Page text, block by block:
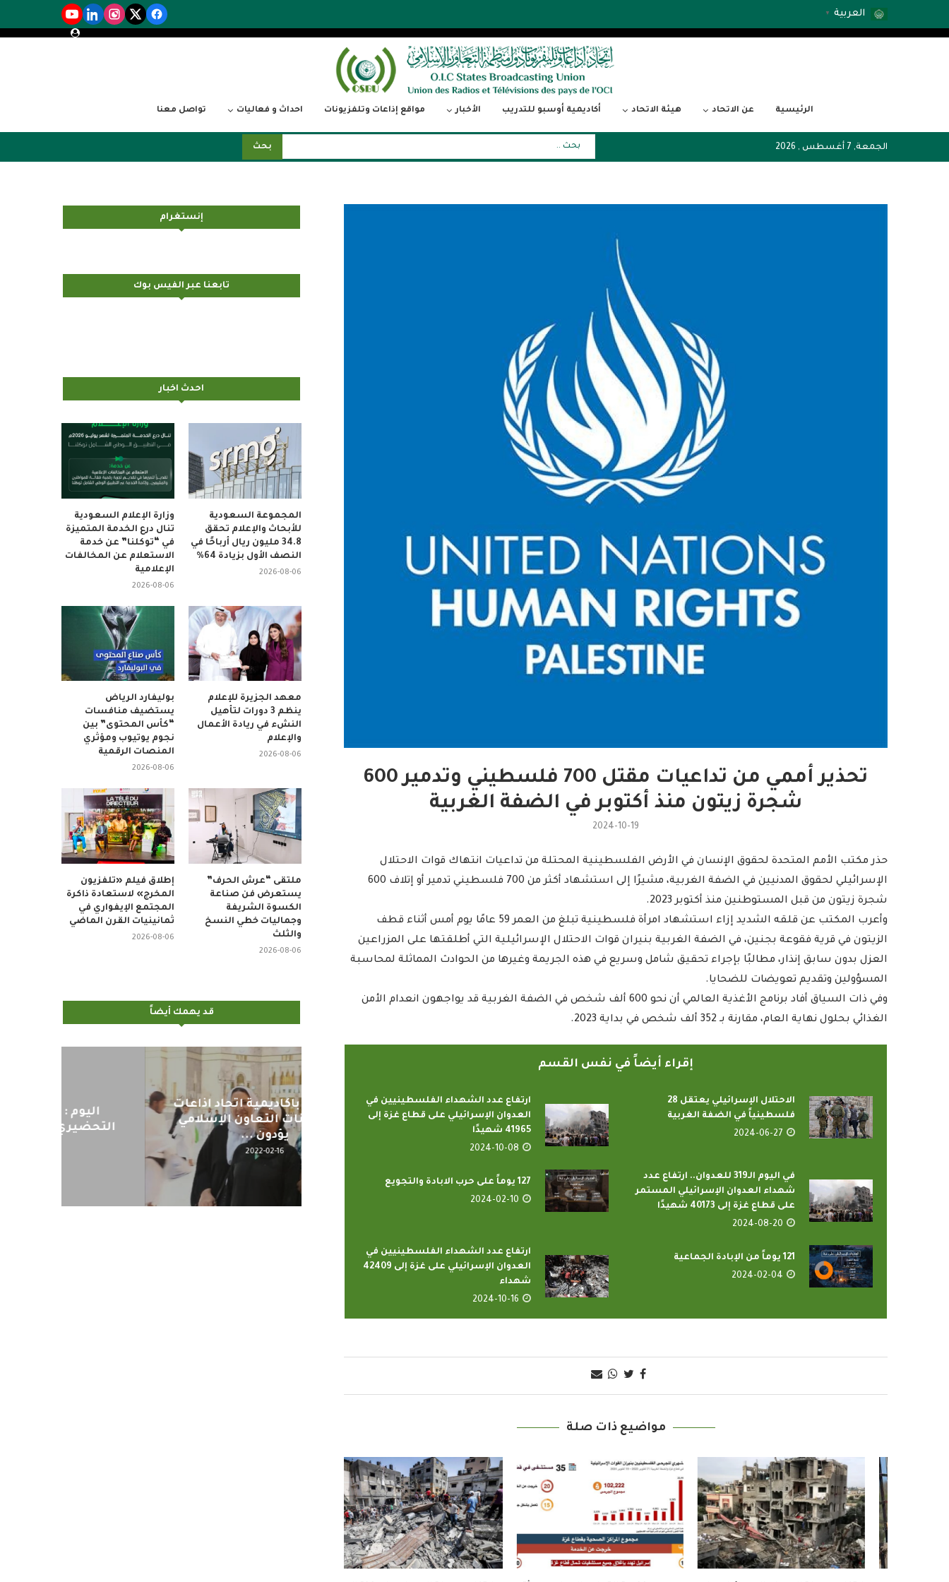
العربية ▼
الرئيسية عن الاتحاد هيئة الاتحاد أكاديمية أوسبو للتدريب الأخبار مواقع إذاعات وتلفزيونات احداث و فعاليات تواصل معنا
الجمعة, 7 أغسطس , 2026 بحث
تحذير أممي من تداعيات مقتل 700 فلسطيني وتدمير 600
شجرة زيتون منذ أكتوبر في الضفة الغربية
2024-10-19
حذر مكتب الأمم المتحدة لحقوق الإنسان في الأرض الفلسطينية المحتلة من تداعيات انتهاك قوات الاحتلال
الإسرائيلي لحقوق المدنيين في الضفة الغربية، مشيرًا إلى استشهاد أكثر من 700 فلسطيني تدمير أو إتلاف 600
شجرة زيتون من قبل المستوطنين منذ أكتوبر 2023.
وأعرب المكتب عن قلقه الشديد إزاء استشهاد امرأة فلسطينية تبلغ من العمر 59 عامًا يوم أمس أثناء قطف
الزيتون في قرية فقوعة بجنين، في الضفة الغربية بنيران قوات الاحتلال الإسرائيلية التي أطلقتها على المزراعين
العزل بدون سابق إنذار، مطالبًا بإجراء تحقيق شامل وسريع في هذه الجريمة وغيرها من الحوادث المماثلة لمحاسبة
المسؤولين وتقديم تعويضات للضحايا.
وفي ذات السياق أفاد برنامج الأغذية العالمي أن نحو 600 ألف شخص في الضفة الغربية قد يواجهون انعدام الأمن
الغذائي بحلول نهاية العام، مقارنة بـ 352 ألف شخص في بداية 2023.
إقراء أيضاً في نفس القسم
الاحتلال الإسرائيلي يعتقل 28
فلسطينياً في الضفة الغربية
2024-06-27
ارتفاع عدد الشهداء الفلسطينيين في
العدوان الإسرائيلي على قطاع غزة إلى
41965 شهيدًا
2024-10-08
في اليوم الـ319 للعدوان.. ارتفاع عدد
شهداء العدوان الإسرائيلي المستمر
على قطاع غزة إلى 40173 شهيدًا
2024-08-20
127 يوماً على حرب الابادة والتجويع
2024-02-10
121 يوماً من الإبادة الجماعية
2024-02-04
ارتفاع عدد الشهداء الفلسطينيين في
العدوان الإسرائيلي على غزة إلى 42409
شهداء
2024-10-16
مواضيع ذات صلة
إنستغرام
تابعنا عبر الفيس بوك
احدث اخبار
وزارة الإعلام السعودية
تنال درع الخدمة المتميزة
في “توكلنا” عن خدمة
الاستعلام عن المخالفات
الإعلامية
2026-08-06
المجموعة السعودية
للأبحاث والإعلام تحقق
34.8 مليون ريال أرباحًا في
النصف الأول بزيادة 64%
2026-08-06
بوليفارد الرياض
يستضيف منافسات
“كأس المحتوى” بين
نجوم يوتيوب ومؤثري
المنصات الرقمية
2026-08-06
معهد الجزيرة للإعلام
ينظم 3 دورات لتأهيل
النشء في ريادة الأعمال
والإعلام
2026-08-06
إطلاق فيلم «تلفزيون
المخرج» لاستعادة ذاكرة
المجتمع الإيفواري في
ثمانينيات القرن الماضي
2026-08-06
ملتقى “عرش الحرف”
يستعرض فن صناعة
الكسوة الشريفة
وجماليات خطي النسخ
والثلث
2026-08-06
قد يهمك أيضاً
بإذاعات وتليفزيونات
بمدينة الإنتاج...
أمين عام منظمة التعاون الإسلامي
يدعو الدول الأعضاء...
الدارسون باكاديمية اتحاد اذاعات
وتليفزيونات التعاون الإسلامي
اليوم : المشاركة بالاجتماع
التحضيري لمنظمي قمة اسيا...
2022-04-12